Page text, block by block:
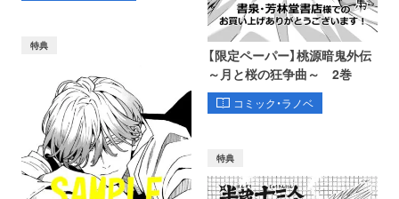
【限定ペーパー】桃源暗鬼外伝
～月と桜の狂争曲～ 2巻
コミック・ラノベ
特典
特典